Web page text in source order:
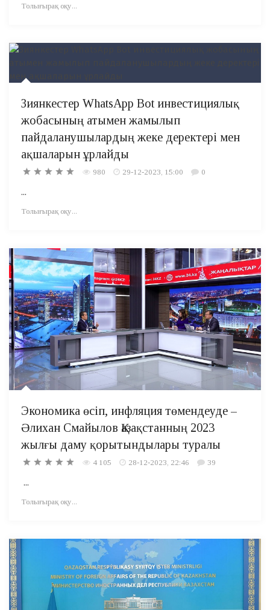
Толығырақ оқу...
Зиянкестер WhatsApp Bot инвестициялық
жобасының атымен жамылып
пайдаланушылардың жеке деректері мен
ақшаларын ұрлайды
980 29-12-2023, 15:00 0
...
Толығырақ оқу...
Экономика өсіп, инфляция төмендеуде –
Әлихан Смайылов Қазақстанның 2023
жылғы даму қорытындылары туралы
4 105 28-12-2023, 22:46 39
...
Толығырақ оқу...